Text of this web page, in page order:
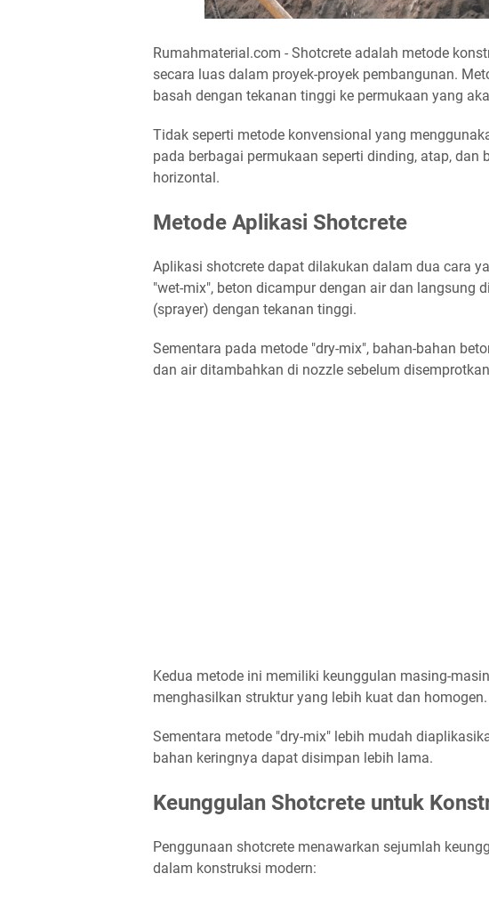
Rumahmaterial.com - Shotcrete adalah metode
secara luas dalam proyek-proyek pembangunan.
basah dengan tekanan tinggi ke permukaan yang
Tidak seperti metode konvensional yang
pada berbagai permukaan seperti dinding, atap, dan
horizontal.
Metode Aplikasi Shotcrete
Aplikasi shotcrete dapat dilakukan dalam dua cara
"wet-mix", beton dicampur dengan air dan langsung
(sprayer) dengan tekanan tinggi.
Sementara pada metode "dry-mix", bahan-bahan
dan air ditambahkan di nozzle sebelum
Kedua metode ini memiliki keunggulan masing-
menghasilkan struktur yang lebih kuat dan homogen.
Sementara metode "dry-mix" lebih mudah
bahan keringnya dapat disimpan lebih lama.
Keunggulan Shotcrete untuk
Penggunaan shotcrete menawarkan sejumlah
dalam konstruksi modern: